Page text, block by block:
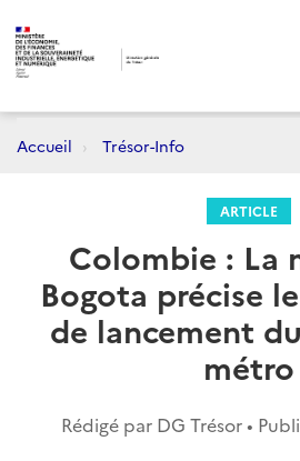
Accueil Trésor-Info
ARTICLE
Colombie : La
Bogota précise
de lancement
métro
Rédigé par DG Trésor •